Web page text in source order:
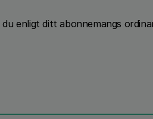
enligt ditt abonnemangs